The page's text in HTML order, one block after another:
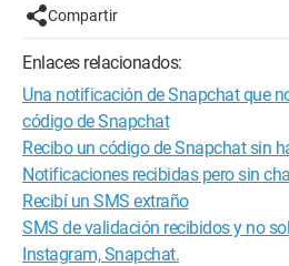
Compartir
Enlaces relacionados:
Una notificación de Snapchat que
código de Snapchat
Recibo un código de Snapchat sin
Notificaciones recibidas pero sin
Recibí un SMS extraño
SMS de validación recibidos y no
Instagram, Snapchat.